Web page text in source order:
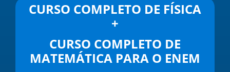
CURSO COMPLETO DE FÍSICA
+
CURSO COMPLETO DE
MATEMÁTICA PARA O ENEM